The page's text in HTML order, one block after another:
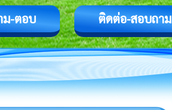
ม-ตอบ ติดต่อ-สอบถาม